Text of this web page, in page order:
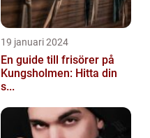
19 januari 2024
En guide till frisörer på
Kungsholmen: Hitta din
s...